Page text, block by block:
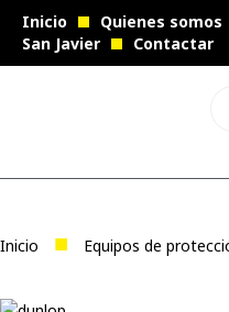
Inicio Quienes somos
San Javier
Contactar
Inicio ■ Equipos de